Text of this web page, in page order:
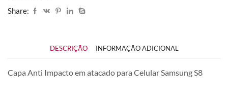
Share:
DESCRIÇÃO INFORMAÇÃO ADICIONAL
Capa Anti Impacto em atacado para Celular Samsung S8